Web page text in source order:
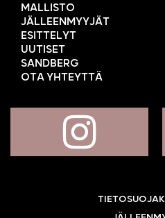
MALLISTO
JÄLLEENMYYJÄT
ESITTELYT
UUTISET
SANDBERG
OTA YHTEYTTÄ